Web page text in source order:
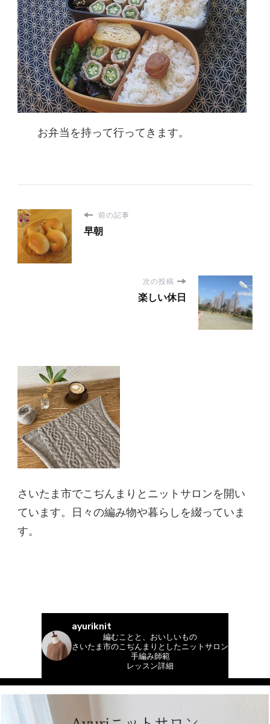
お弁当を持って行ってきます。
前の記事
早朝
次の投稿
楽しい休日
さいたま市でこぢんまりとニットサロンを開い
ています。日々の編み物や暮らしを綴っていま
す。
ayuriknit
編むことと、おいしいもの
さいたま市のこぢんまりとしたニットサロン
手編み師範
レッスン詳細